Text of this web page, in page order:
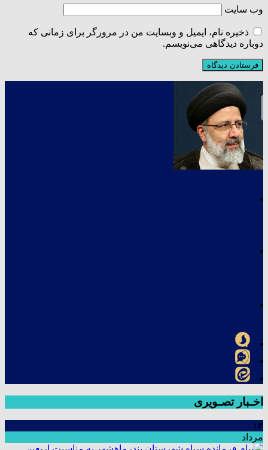
وب‌ سایت
ذخیره نام، ایمیل و وبسایت من در مرورگر برای زمانی که
دوباره دیدگاهی می‌نویسم.
اخـبار تصـویری
۱۳
مرداد